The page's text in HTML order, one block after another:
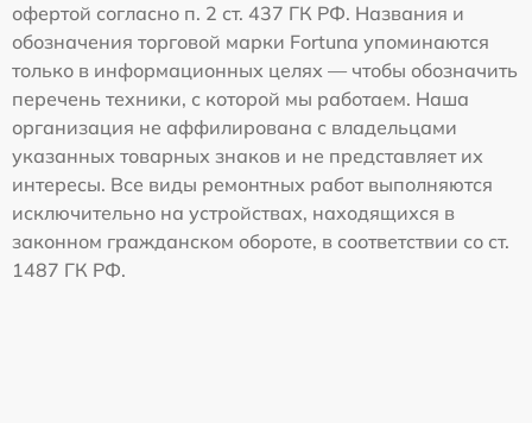
офертой согласно п. 2 ст. 437 ГК РФ. Названия и
обозначения торговой марки Fortuna упоминаются
только в информационных целях — чтобы обозначить
перечень техники, с которой мы работаем. Наша
организация не аффилирована с владельцами
указанных товарных знаков и не представляет их
интересы. Все виды ремонтных работ выполняются
исключительно на устройствах, находящихся в
законном гражданском обороте, в соответствии со ст.
1487 ГК РФ.